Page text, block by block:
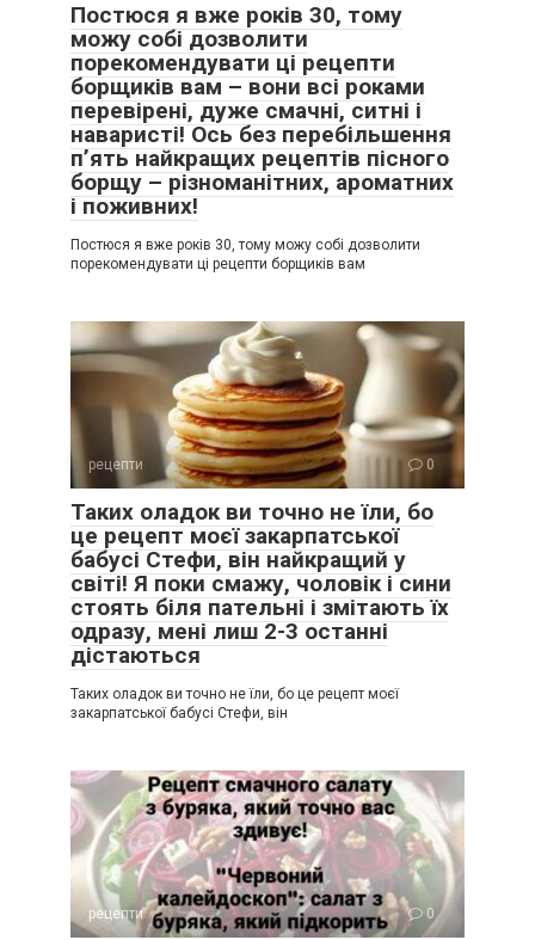
Постюся я вже років 30, тому
можу собі дозволити
порекомендувати ці рецепти
борщиків вам – вони всі роками
перевірені, дуже смачні, ситні і
наваристі! Ось без перебільшення
п’ять найкращих рецептів пісного
борщу – різноманітних, ароматних
і поживних!
Постюся я вже років 30, тому можу собі дозволити
порекомендувати ці рецепти борщиків вам
рецепти 0
Таких оладок ви точно не їли, бо
це рецепт моєї закарпатської
бабусі Стефи, він найкращий у
світі! Я поки смажу, чоловік і сини
стоять біля пательні і змітають їх
одразу, мені лиш 2-3 останні
дістаються
Таких оладок ви точно не їли, бо це рецепт моєї
закарпатської бабусі Стефи, він
рецепти 0